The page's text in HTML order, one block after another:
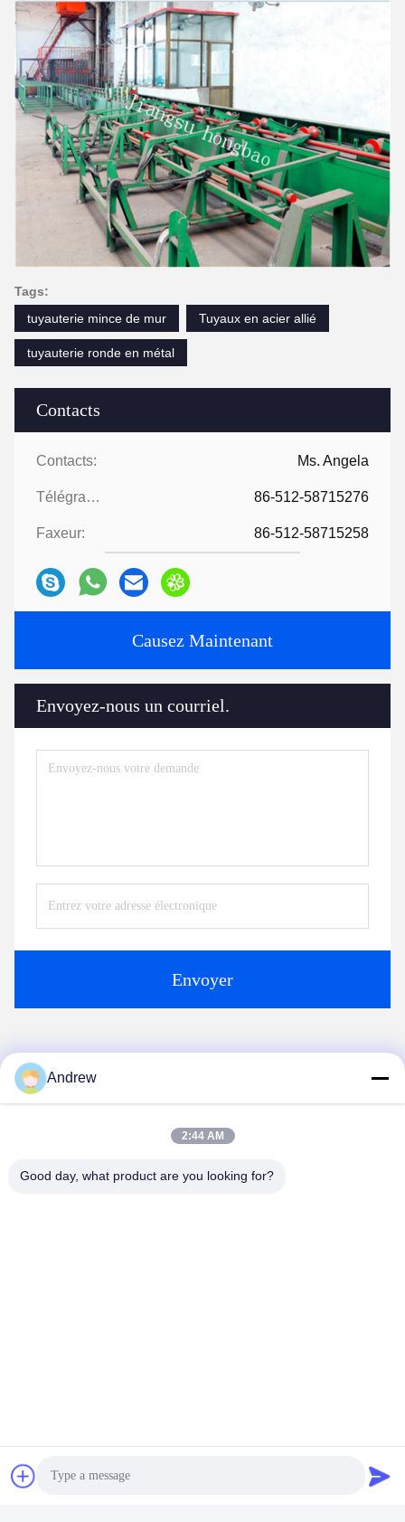
Contacts
Contacts: Ms. Angela
Télégramme: 86-512-58715276
Faxeur: 86-512-58715258
Causez Maintenant
Envoyez-nous un courriel.
Envoyer
Tags:
tuyauterie mince de mur
Tuyaux en acier allié
tuyauterie ronde en métal
Andrew
2:44 AM
Good day, what product are you looking for?